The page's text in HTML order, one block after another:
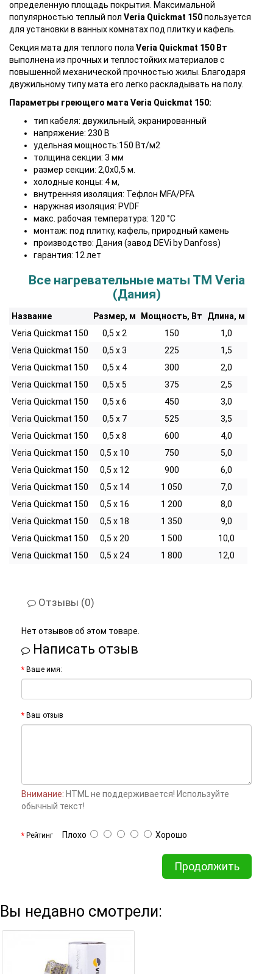
определенную площадь покрытия. Максимальной
популярностью теплый пол Veria Quickmat 150пользуется
для установки в ванных комнатах под плитку и кафель.
Секция мата для теплого полаVeria Quickmat 150 Вт
выполнена из прочных и теплостойких материалов с
повышенной механической прочностью жилы. Благодаря
двужильному типу мата его легко раскладывать на полу.
Параметры греющего мата Veria Quickmat 150:
тип кабеля: двужильный, экранированный
напряжение: 230 В
удельная мощность:150 Вт/м2
толщина секции: 3 мм
размер секции: 2,0х0,5 м.
холодные концы: 4 м,
внутренняя изоляция: Тефлон MFA/PFA
наружная изоляция: PVDF
макс. рабочая температура: 120 °C
монтаж: под плитку, кафель, природный камень
производство: Дания (завод DEVi by Danfoss)
гарантия: 12 лет
Все нагревательные маты ТМ Veria
(Дания)
Название Размер, м Мощность, Вт
Длина, м
Veria Quickmat 150
0,5 x 2 150
1,0
Veria Quickmat 150
0,5 x 3 225
1,5
Veria Quickmat 150
0,5 x 4 300
2,0
Veria Quickmat 150
0,5 x 5 375
2,5
Veria Quickmat 150
0,5 x 6 450
3,0
Veria Quickmat 150
0,5 x 7 525
3,5
Veria Quickmat 150
0,5 x 8 600
4,0
Veria Quickmat 150
0,5 x 10 750
5,0
Veria Quickmat 150
0,5 x 12 900
6,0
Veria Quickmat 150
0,5 x 14 1 050
7,0
Veria Quickmat 150
0,5 x 16 1 200
8,0
Veria Quickmat 150
0,5 x 18 1 350
9,0
Veria Quickmat 150
0,5 x 20 1 500
10,0
Veria Quickmat 150
0,5 x 24 1 800 12,0
Отзывы (0)
Нет отзывов об этом товаре.
Написать отзыв
Ваше имя:
Ваш отзыв
Внимание: HTML не поддерживается! Используйте
обычный текст!
Рейтинг Плохо Хорошо
Продолжить
Вы недавно смотрели: